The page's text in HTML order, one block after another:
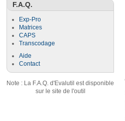
F.A.Q.
Exp-Pro
Matrices
CAPS
Transcodage
Aide
Contact
Note : La F.A.Q. d'Evalutil est disponible
sur le site de l'outil